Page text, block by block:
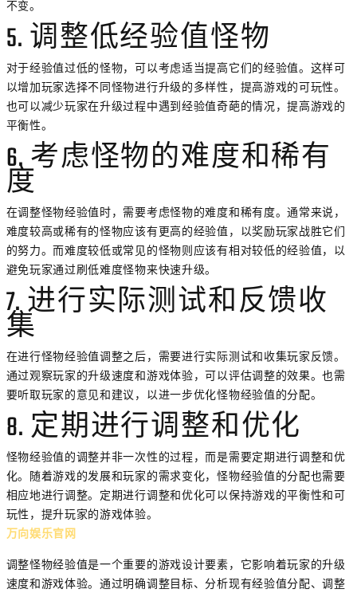
不变。
5. 调整低经验值怪物
对于经验值过低的怪物，可以考虑适当提高它们的经验值。这样可
以增加玩家选择不同怪物进行升级的多样性，提高游戏的可玩性。
也可以减少玩家在升级过程中遇到经验值奇葩的情况，提高游戏的
平衡性。
6. 考虑怪物的难度和稀有
度
在调整怪物经验值时，需要考虑怪物的难度和稀有度。通常来说，
难度较高或稀有的怪物应该有更高的经验值，以奖励玩家战胜它们
的努力。而难度较低或常见的怪物则应该有相对较低的经验值，以
避免玩家通过刷低难度怪物来快速升级。
7. 进行实际测试和反馈收
集
在进行怪物经验值调整之后，需要进行实际测试和收集玩家反馈。
通过观察玩家的升级速度和游戏体验，可以评估调整的效果。也需
要听取玩家的意见和建议，以进一步优化怪物经验值的分配。
8. 定期进行调整和优化
怪物经验值的调整并非一次性的过程，而是需要定期进行调整和优
化。随着游戏的发展和玩家的需求变化，怪物经验值的分配也需要
相应地进行调整。定期进行调整和优化可以保持游戏的平衡性和可
玩性，提升玩家的游戏体验。
万向娱乐官网
调整怪物经验值是一个重要的游戏设计要素，它影响着玩家的升级
速度和游戏体验。通过明确调整目标、分析现有经验值分配、调整